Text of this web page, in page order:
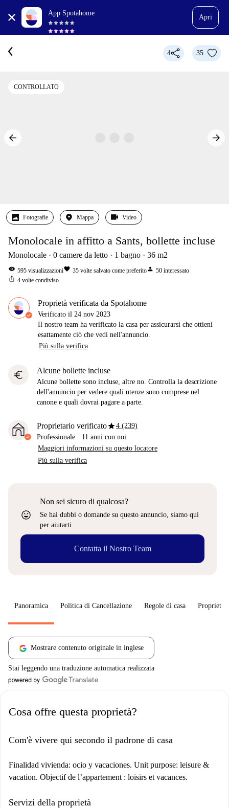
App Spotahome
Apri
4 35
CONTROLLATO
Fotografie Mappa Video
Monolocale in affitto a Sants, bollette incluse
Monolocale 0 camere da letto 1 bagno 36 m2
visibility 595 visualizzazionifavorite 35 volte salvato come preferitoperson 50 interessato
ios_share 4 volte condiviso
Proprietà verificata da Spotahome
Verificato il 24 nov 2023
Il nostro team ha verificato la casa per assicurarsi che ottieni
esattamente ciò che vedi nell'annuncio.
Più sulla verifica
euro Alcune bollette incluse
Alcune bollette sono incluse, altre no. Controlla la descrizione
dell'annuncio per vedere quali utenze sono comprese nel
canone e quali dovrai pagare a parte.
Proprietario verificatostar4 (239)
Professionale · 11 anni con noi
Maggiori informazioni su questo locatore
Più sulla verifica
sentiment_very_satisfied
Non sei sicuro di qualcosa?
Se hai dubbi o domande su questo annuncio, siamo qui
per aiutarti.
Contatta il Nostro Team
Panoramica Politica di Cancellazione Regole di casa
Mostrare contenuto originale in inglese
Stai leggendo una traduzione automatica realizzata
Cosa offre questa proprietà?
Com'è vivere qui secondo il padrone di casa
Finalidad vivienda: ocio y vacaciones. Unit purpose: leisure &
vacation. Objectif de l’appartement : loisirs et vacances.
Servizi della proprietà